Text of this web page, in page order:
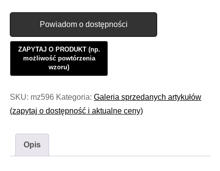
Powiadom o dostępności
SKU: mz596 Kategoria: Galeria sprzedanych artykułów
(zapytaj o dostępność i aktualne ceny)
Opis